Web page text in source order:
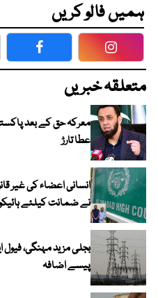
ہمیں فالو کریں
Facebook
متعلقہ خبریں
معرکہ حق کے بعد
عطا تارڑ
انسانی اعضاء کی غیر
نے ضمانت کیلئے
پیسے اضافہ